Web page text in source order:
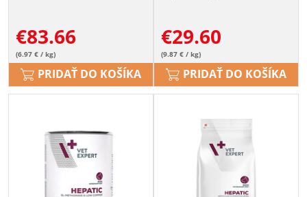
€83.66
(6.97 € / kg)
PRIDAŤ DO KOŠÍKA
€29.60
(9.87 € / kg)
PRIDAŤ DO KOŠÍKA